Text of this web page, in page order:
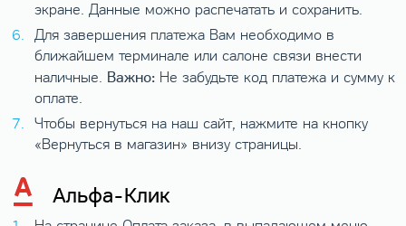
экране. Данные можно распечатать и сохранить.
Для завершения платежа Вам необходимо в
ближайшем терминале или салоне связи внести
наличные. Важно:Не забудьте код платежа и сумму к
оплате.
Чтобы вернуться на наш сайт, нажмите на кнопку
«Вернуться в магазин» внизу страницы.
Альфа-Клик